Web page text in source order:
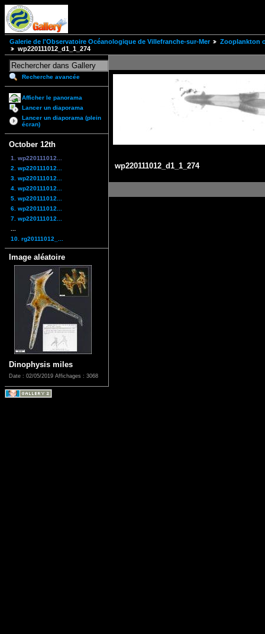
Galerie de l'Observatoire Océanologique de Villefranche-sur-Mer
Zooplankton
wp220111012_d1_1_274
Recherche avancée
Afficher le panorama
Lancer un diaporama
Lancer un diaporama (plein
écran)
October 12th
1. wp220111012...
2. wp220111012...
3. wp220111012...
4. wp220111012...
5. wp220111012...
6. wp220111012...
7. wp220111012...
10. rg20111012_...
Image aléatoire
Dinophysis miles
Date : 02/05/2019 Affichages : 3068
wp220111012_d1_1_274